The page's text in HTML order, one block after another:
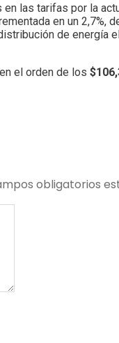
las tarifas por la
en un 2,7%,
de energía
el orden de los
obligatorios